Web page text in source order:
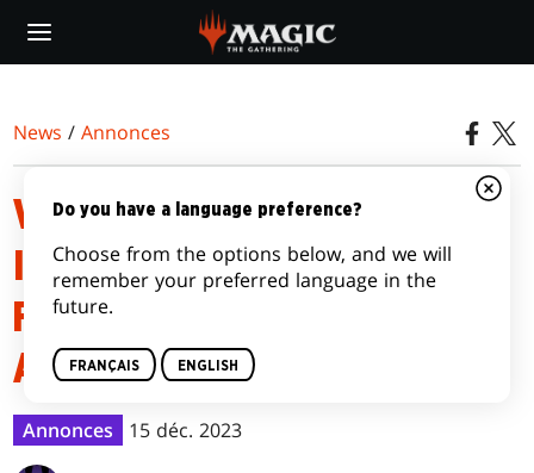
main
News /Annonces
VERSION INCORRECTE
IMPRIMÉE POUR FORCE
FANATIQUE DANS MEURTRES
AU MANOIR KARLOV
Annonces 15 déc. 2023
Do you have a language preference?
Choose from the options below, and we will
remember your preferred language in the
future.
FRANÇAIS ENGLISH